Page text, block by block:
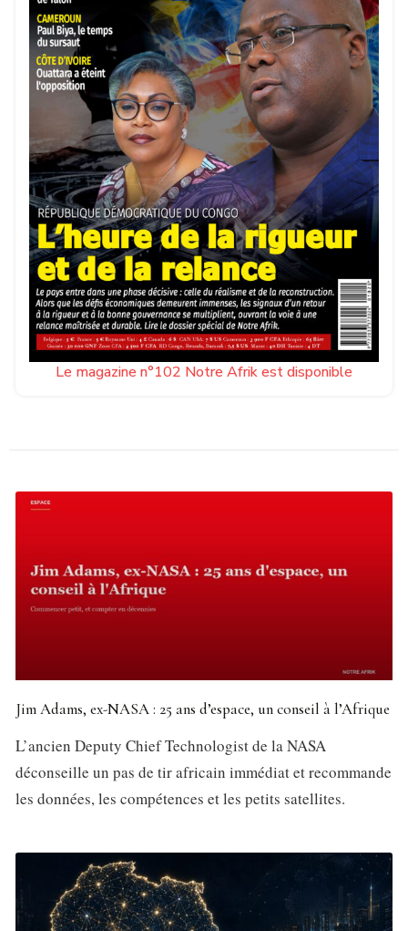
Le magazine n°102 Notre Afrik est disponible
Jim Adams, ex-NASA : 25 ans d’espace, un conseil à l’Afrique
L’ancien Deputy Chief Technologist de la NASA
déconseille un pas de tir africain immédiat et recommande
les données, les compétences et les petits satellites.